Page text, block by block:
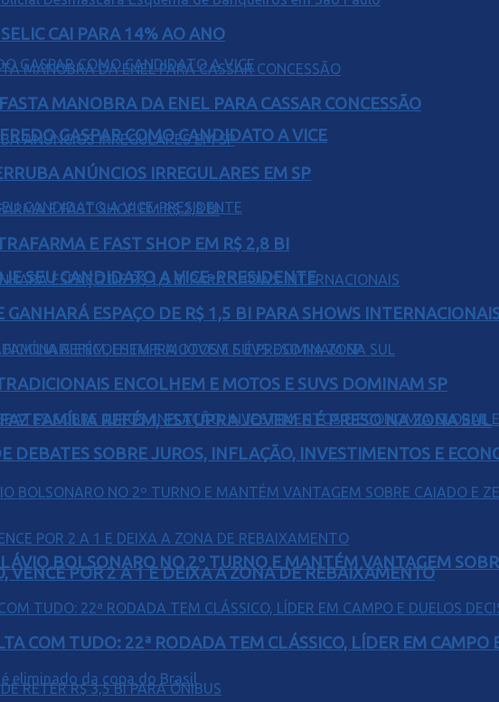
GASPAR COMO CANDIDATO A VICE
SEU CANDIDATO A VICE-PRESIDENTE
FAMÍLIA REFÉM, ESTUPRA JOVEM E É PRESO NA ZONA SUL
BOLSONARO NO 2º TURNO E MANTÉM VANTAGEM
CAI PARA 14% AO ANO
MANOBRA DA ENEL PARA CASSAR CONCESSÃO
ANÚNCIOS IRREGULARES EM SP
E FAST SHOP EM R$ 2,8 BI
ESPAÇO DE R$ 1,5 BI PARA SHOWS
ENCOLHEM E MOTOS E SUVS DOMINAM SP
DEBATES SOBRE JUROS, INFLAÇÃO, INVESTIMENTOS E
VENCE POR 2 A 1 E DEIXA A ZONA DE REBAIXAMENTO
COM TUDO: 22ª RODADA TEM CLÁSSICO, LÍDER EM CAMPO